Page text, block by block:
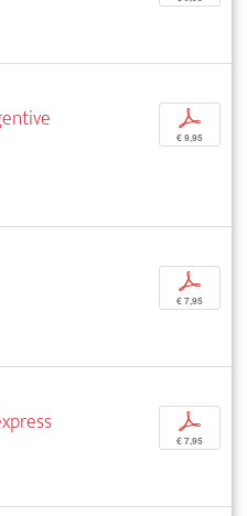
p
€ 9,95
p
€ 7,95
p
€ 7,95